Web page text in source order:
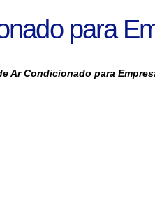
para
Ar Condicionado para